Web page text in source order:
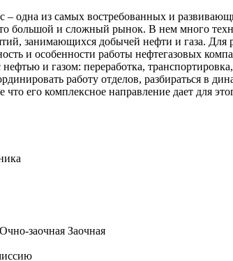
– одна из самых востребованных и
большой и сложный рынок. В нем много
занимающихся добычей нефти и газа.
и особенности работы нефтегазовых
и газом: переработка,
работу отделов, разбираться в
что его комплексное направление дает для
Очно-заочная Заочная